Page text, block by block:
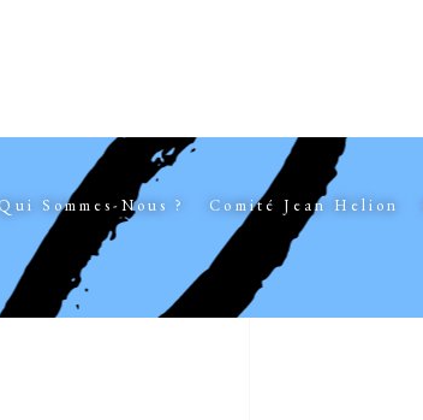
Qui Sommes-Nous ? Comité Jean Helion